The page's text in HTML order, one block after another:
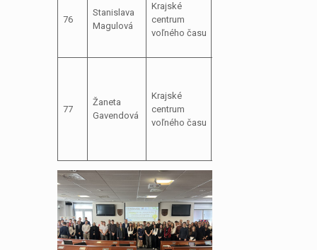
76
Stanislava
Magulová
Krajské
centrum
voľného času
77
Žaneta
Gavendová
Krajské
centrum
voľného času